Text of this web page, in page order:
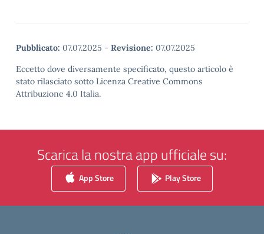
Pubblicato: 07.07.2025 - Revisione: 07.07.2025
Eccetto dove diversamente specificato, questo articolo è
stato rilasciato sotto Licenza Creative Commons
Attribuzione 4.0 Italia.
Scarica la nostra app ufficiale su:
App Store Play Store